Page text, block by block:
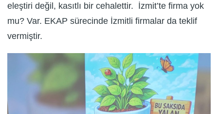
eleştiri değil, kasıtlı bir cehalettir. İzmit’te firma yok
mu? Var. EKAP sürecinde İzmitli firmalar da teklif
vermiştir.